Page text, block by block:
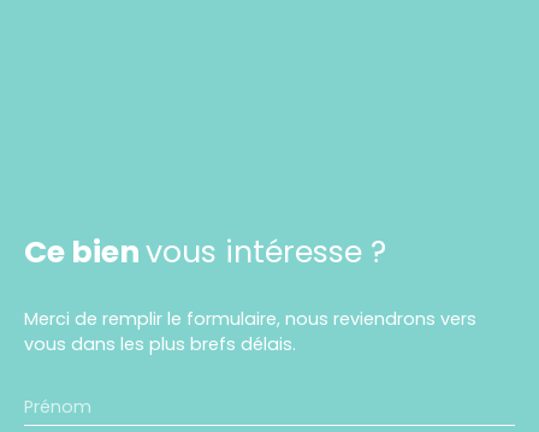
Ce bienvous intéresse ?
Merci de remplir le formulaire, nous reviendrons vers
vous dans les plus brefs délais.
Prénom